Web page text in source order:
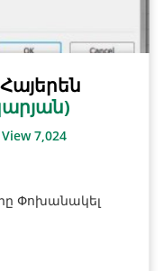
View 7,024
Փոխանակել